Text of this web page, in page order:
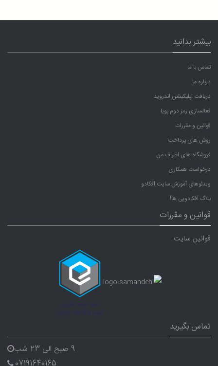
بیشتر بدانید
تماس با ما
درباره ما
دریافت اپلیکیشن اندروید
فعالسازی رمز دوم پویا
قوانین و مقررات
روش های پرداخت
فروشگاه های اطراف من
درخواست همکاری
ویدئوهای آموزش سایت آفکادو
بلاگ آفکادویی ها!
قوانین و مقررات
قوانین سایت
تماس بگیرید
9 صبح الی 23 شب